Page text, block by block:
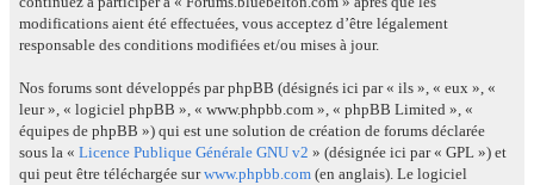
modifications aient été effectuées, vous acceptez d’être légalement
responsable des conditions modifiées et/ou mises à jour.
Nos forums sont développés par phpBB (désignés ici par « ils », « eux », «
leur », « logiciel phpBB », « www.phpbb.com », « phpBB Limited », «
équipes de phpBB ») qui est une solution de création de forums déclarée
sous la « Licence Publique Générale GNU v2 » (désignée ici par « GPL ») et
qui peut être téléchargée surwww.phpbb.com (en anglais). Le logiciel